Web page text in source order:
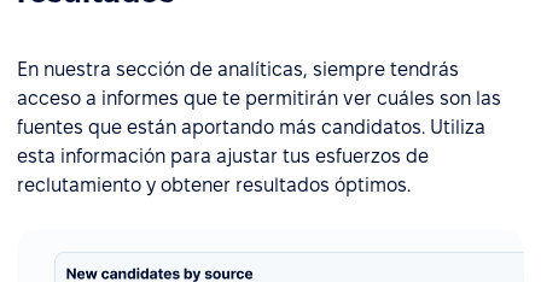
En nuestra sección de analíticas, siempre tendrás
acceso a informes que te permitirán ver cuáles son las
fuentes que están aportando más candidatos. Utiliza
esta información para ajustar tus esfuerzos de
reclutamiento y obtener resultados óptimos.